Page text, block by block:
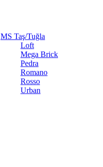
MS Taş/Tuğla
Loft
Mega Brick
Pedra
Romano
Rosso
Urban